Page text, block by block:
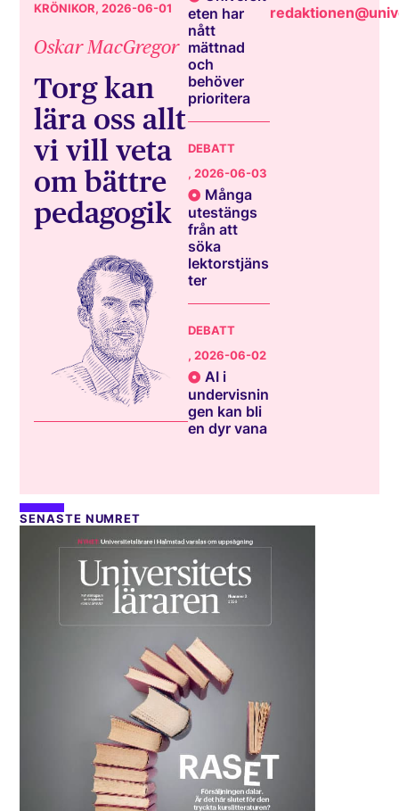
KRÖNIKOR, 2026-06-01
Oskar MacGregor
Torg kan
lära oss allt
vi vill veta
om bättre
pedagogik
eten har
nått
mättnad
och
behöver
prioritera
DEBATT
, 2026-06-03
Många
utestängs
från att
söka
lektorstjäns
ter
DEBATT
, 2026-06-02
AI i
undervisnin
gen kan bli
en dyr vana
SENASTE NUMRET